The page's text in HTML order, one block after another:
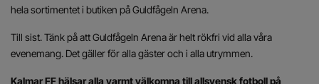
hela sortimentet i butiken på Guldfågeln Arena.
Till sist. Tänk på att Guldfågeln Arena är helt rökfri vid alla våra
evenemang. Det gäller för alla gäster och i alla utrymmen.
Kalmar FF hälsar alla varmt välkomna till allsvensk fotboll på